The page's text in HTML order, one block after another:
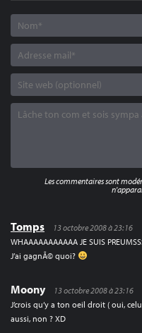
Tomps
13 octobre 2008 à 23:16
WHAAAAAAAAAAA JE SUIS
J’ai gagnÃ© quoi?
Moony
13 octobre 2008 à 23:16
J’crois qu’y a ton oeil droit ( oui,
aussi, non ? XD
Les commentaires sont